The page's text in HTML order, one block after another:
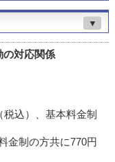
▼
の対応関係
込）、基本料金制
金制の方共に770円